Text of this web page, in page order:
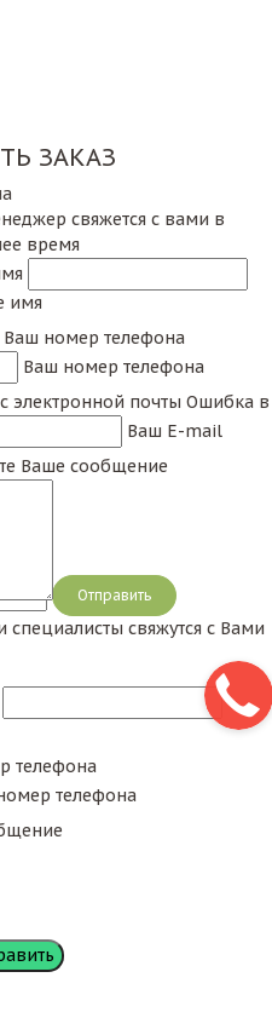
ЗАКАЗ
свяжется с вами в
время
имя
Ваш номер телефона
Ваш номер телефона
электронной почты Ошибка в
Ваш E-mail
Ваше сообщение
Сообщение
свяжутся с Вами
телефона
телефона